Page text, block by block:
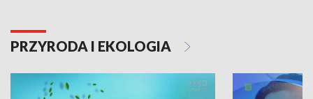
PRZYRODA I EKOLOGIA